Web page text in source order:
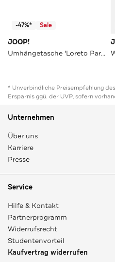
-47%* Sale
JOOP!
Umhängetasche 'Loreto Paris' cognac
* Unverbindliche Preisempfehlung
Ersparnis ggü. der UVP, sofern
Unternehmen
Über uns
Karriere
Presse
Service
Hilfe & Kontakt
Partnerprogramm
Widerrufsrecht
Studentenvorteil
Kaufvertrag widerrufen